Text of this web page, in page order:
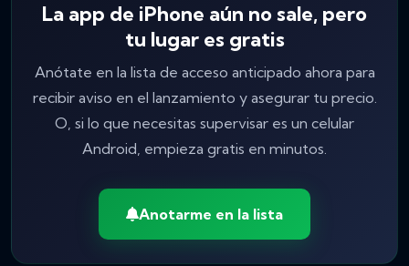
La app de iPhone aún no sale, pero
tu lugar es gratis
Anótate en la lista de acceso anticipado ahora para
recibir aviso en el lanzamiento y asegurar tu precio.
O, si lo que necesitas supervisar es un celular
Android, empieza gratis en minutos.
Anotarme en la lista